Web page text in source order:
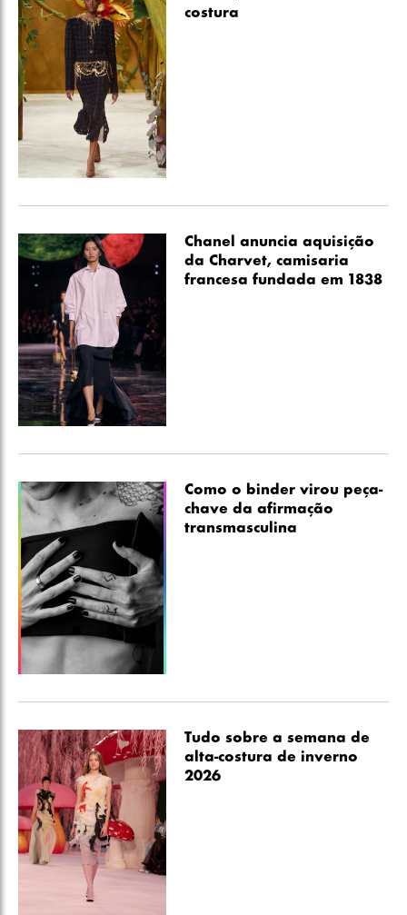
costura
Chanel anuncia aquisição
da Charvet, camisaria
francesa fundada em 1838
Como o binder virou peça-
chave da afirmação
transmasculina
Tudo sobre a semana de
alta-costura de inverno
2026